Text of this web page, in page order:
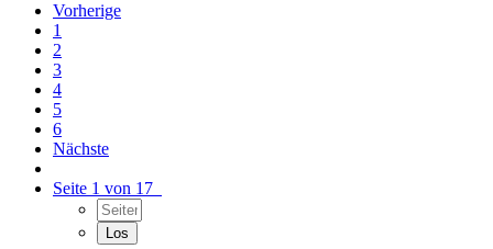
Vorherige
1
2
3
4
5
6
Nächste
Seite 1 von 17